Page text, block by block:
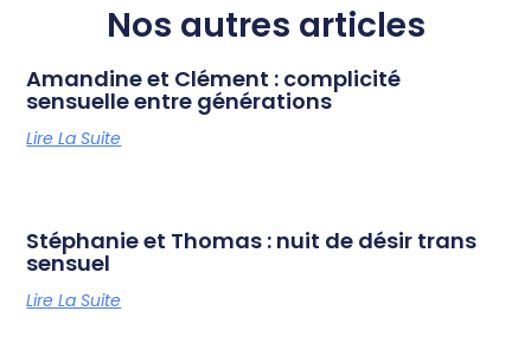
Nos autres articles
Amandine et Clément : complicité
sensuelle entre générations
Lire La Suite
Stéphanie et Thomas : nuit de désir trans
sensuel
Lire La Suite